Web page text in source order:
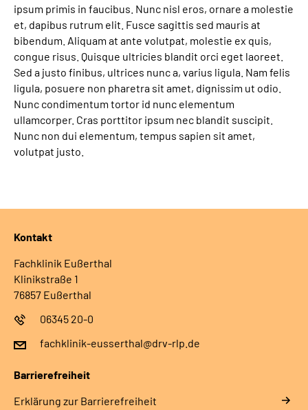
ipsum primis in faucibus. Nunc nisl eros, ornare a molestie
et, dapibus rutrum elit. Fusce sagittis sed mauris at
bibendum. Aliquam at ante volutpat, molestie ex quis,
congue risus. Quisque ultricies blandit orci eget laoreet.
Sed a justo finibus, ultrices nunc a, varius ligula. Nam felis
ligula, posuere non pharetra sit amet, dignissim ut odio.
Nunc condimentum tortor id nunc elementum
ullamcorper. Cras porttitor ipsum nec blandit suscipit.
Nunc non dui elementum, tempus sapien sit amet,
volutpat justo.
Kontakt
Fachklinik Eußerthal
Klinikstraße 1
76857 Eußerthal
06345 20-0
fachklinik-eusserthal@drv-rlp.de
Barrierefreiheit
Erklärung zur Barrierefreiheit